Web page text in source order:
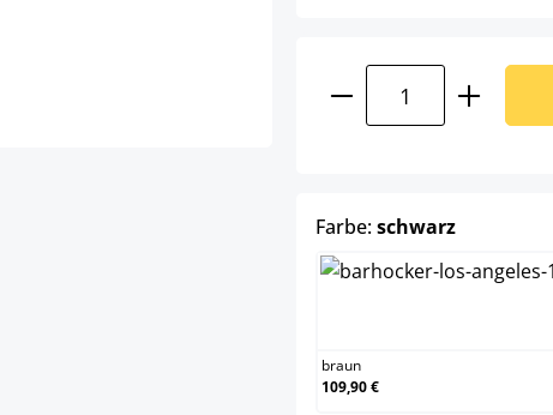
Produkt Anzahl:
Farbe:schwarzauswählen
braun
109,90 €